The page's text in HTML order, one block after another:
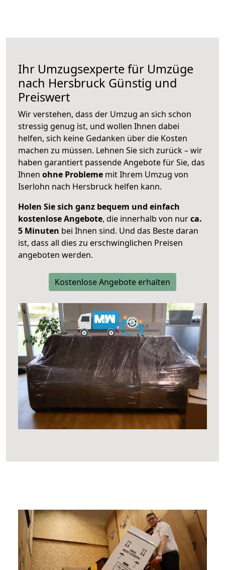
Ihr Umzugsexperte für Umzüge
nach Hersbruck Günstig und
Preiswert
Wir verstehen, dass der Umzug an sich schon
stressig genug ist, und wollen Ihnen dabei
helfen, sich keine Gedanken über die Kosten
machen zu müssen. Lehnen Sie sich zurück – wir
haben garantiert passende Angebote für Sie, das
Ihnen ohne Probleme mit Ihrem Umzug von
Iserlohn nach Hersbruck helfen kann.
Holen Sie sich ganz bequem und einfach
kostenlose Angebote, die innerhalb von nurca.
5 Minuten bei Ihnen sind. Und das Beste daran
ist, dass all dies zu erschwinglichen Preisen
angeboten werden.
Kostenlose Angebote erhalten